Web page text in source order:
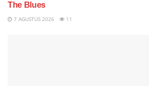
The Blues
7 AGUSTUS 2026 11